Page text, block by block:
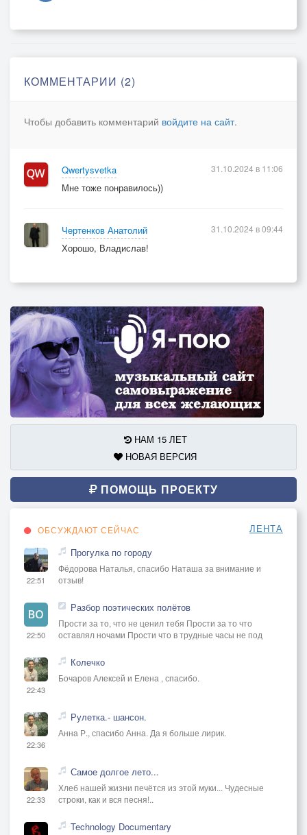
Под шум дождя неторопливо
По рыжей осени войдём.
КОММЕНТАРИИ (2)
Чтобы добавить комментарий войдите на сайт.
Qwertysvetka
Мне тоже понравилось))
31.10.2024 в 11:06
Чертенков Анатолий
Хорошо, Владислав!
31.10.2024 в 09:44
НАМ 15 ЛЕТ
НОВАЯ ВЕРСИЯ
ПОМОЩЬ ПРОЕКТУ
ОБСУЖДАЮТ СЕЙЧАС ЛЕНТА
22:51
Прогулка по городу
Фёдорова Наталья, спасибо Наташа за внимание и
отзыв!
22:50
Разбор поэтических полётов
Прости за то, что не ценил тебя Прости за то что
оставлял ночами Прости что в трудные часы не под
22:43
Колечко
Бочаров Алексей и Елена , спасибо.
22:36
Рулетка.- шансон.
Анна Р., спасибо Анна. Да я больше лирик.
22:33
Самое долгое лето...
Хлеб нашей жизни печётся из этой муки... Чудесные
строки, как и вся песня!..
Technology Documentary